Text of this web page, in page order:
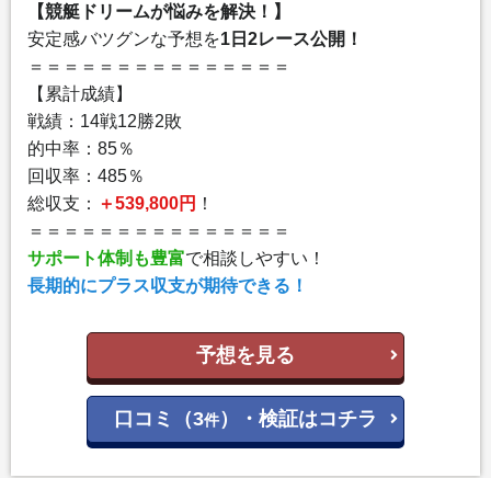
【競艇ドリームが悩みを解決！】
安定感バツグンな予想を1日2レース公開！
＝＝＝＝＝＝＝＝＝＝＝＝＝＝＝
【累計成績】
戦績：14戦12勝2敗
的中率：85％
回収率：485％
総収支：
＋539,800円 ！
＝＝＝＝＝＝＝＝＝＝＝＝＝＝＝
サポート体制も豊富で相談しやすい！
長期的にプラス収支が期待できる！
予想を見る
口コミ（3件）・検証はコチラ